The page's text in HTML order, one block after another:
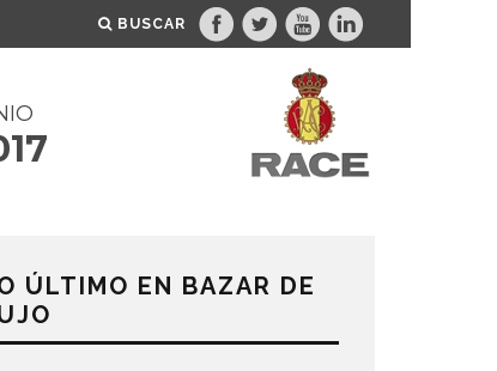
BUSCAR
ÚLTIMO EN BAZAR DE